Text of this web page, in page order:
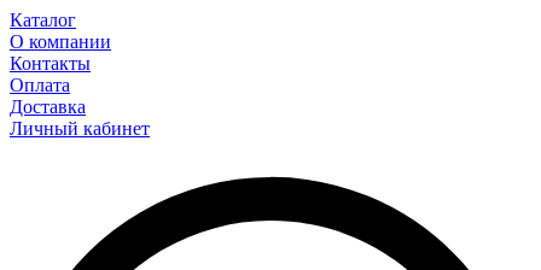
Каталог
О компании
Контакты
Оплата
Доставка
Личный кабинет